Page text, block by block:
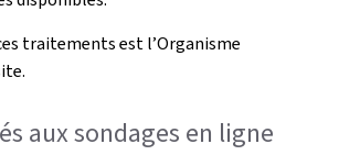
traitements est l’Organisme
aux sondages en ligne